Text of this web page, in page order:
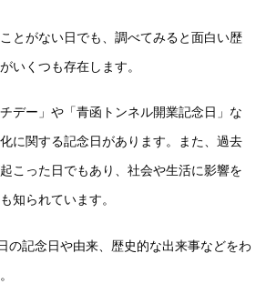
とがない日でも、調べてみると面白い歴
いくつも存在します。
デー」や「青函トンネル開業記念日」な
に関する記念日があります。また、過去
こった日でもあり、社会や生活に影響を
知られています。
の記念日や由来、歴史的な出来事などをわ